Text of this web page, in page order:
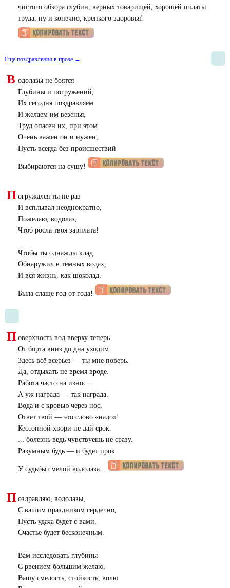
чистого обзора глубин, верных товарищей, хорошей оплаты
труда, ну и конечно, крепкого здоровья!
Еще поздравления в прозе →
В одолазы не боятся
Глубины и погружений,
Их сегодня поздравляем
И желаем им везенья,
Труд опасен их, при этом
Очень важен он и нужен,
Пусть всегда без происшествий
Выбираются на сушу!
П огружался ты не раз
И всплывал неоднократно,
Пожелаю, водолаз,
Чтоб росла твоя зарплата!
Чтобы ты однажды клад
Обнаружил в тёмных водах,
И вся жизнь, как шоколад,
Была слаще год от года!
П оверхность вод вверху теперь.
От борта вниз до дна уходим.
Здесь всё всерьез — ты мне поверь.
Да, отдыхать не время вроде.
Работа часто на износ...
А уж награда — так награда.
Вода и с кровью через нос,
Ответ твой — это слово «надо»!
Кессонной хвори не дай срок.
... болезнь ведь чувствуешь не сразу.
Разумным будь — и будет прок
У судьбы смелой водолаза...
П оздравляю, водолазы,
С вашим праздником сердечно,
Пусть удача будет с вами,
Счастье будет бесконечным.
Вам исследовать глубины
С рвением большим желаю,
Вашу смелость, стойкость, волю